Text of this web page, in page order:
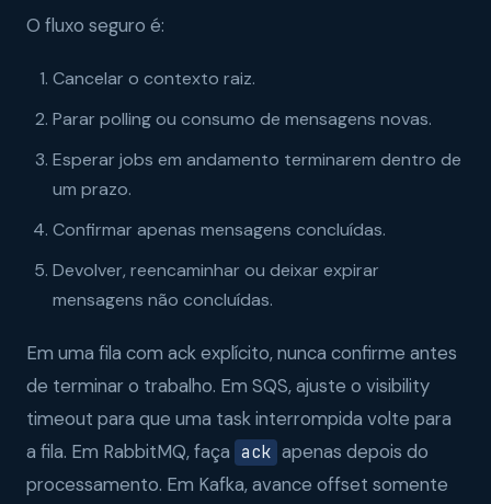
O fluxo seguro é:
Cancelar o contexto raiz.
Parar polling ou consumo de mensagens novas.
Esperar jobs em andamento terminarem dentro de
um prazo.
Confirmar apenas mensagens concluídas.
Devolver, reencaminhar ou deixar expirar
mensagens não concluídas.
Em uma fila com ack explícito, nunca confirme antes
de terminar o trabalho. Em SQS, ajuste o visibility
timeout para que uma task interrompida volte para
a fila. Em RabbitMQ, faça ack apenas depois do
processamento. Em Kafka, avance offset somente